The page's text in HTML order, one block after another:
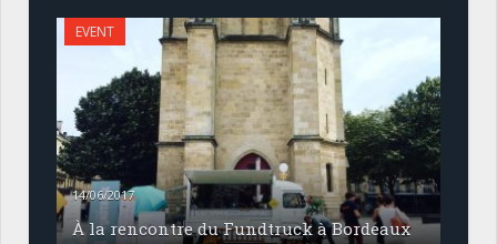
EVENT
14/06/2017
À la rencontre du Fundtruck à Bordeaux